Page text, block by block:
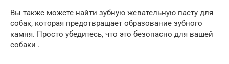
Вы также можете найти зубную жевательную пасту для
собак, которая предотвращает образование зубного
камня. Просто убедитесь, что это безопасно для вашей
собаки .